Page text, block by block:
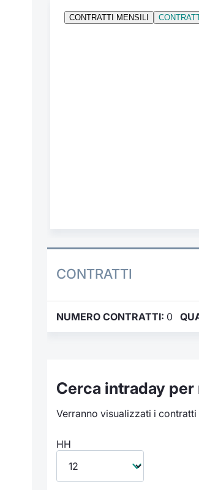
CONTRATTI
NUMERO CONTRATTI: 0
Cerca intraday
Verranno visualizzati i
HH